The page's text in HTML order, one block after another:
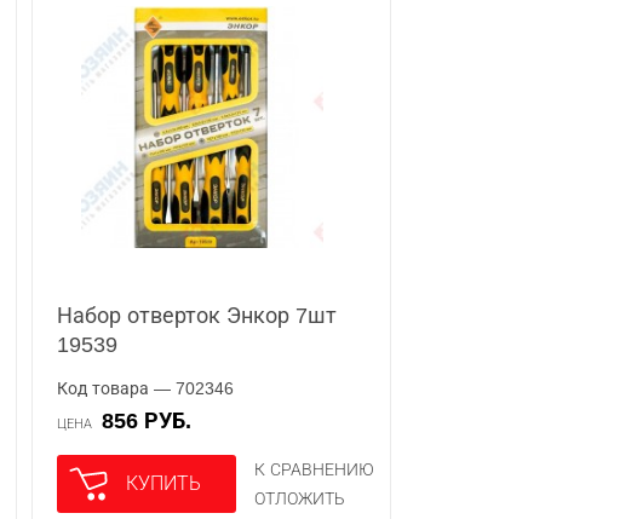
Набор отверток Энкор 7шт
19539
Код товара — 702346
ЦЕНА 856 РУБ.
КУПИТЬ
К СРАВНЕНИЮ
ОТЛОЖИТЬ